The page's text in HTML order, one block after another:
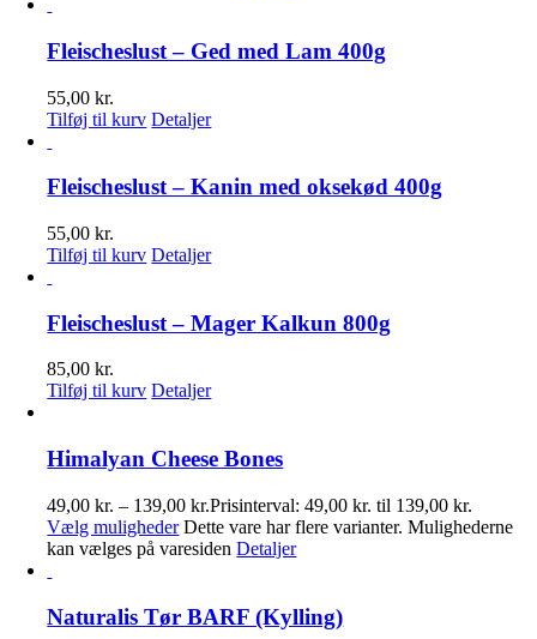
Fleischeslust – Ged med Lam 400g
55,00kr.
Tilføj til kurv Detaljer
Fleischeslust – Kanin med oksekød 400g
55,00kr.
Tilføj til kurv Detaljer
Fleischeslust – Mager Kalkun 800g
85,00kr.
Tilføj til kurv Detaljer
Himalyan Cheese Bones
49,00kr. – 139,00kr.Prisinterval: 49,00 kr. til 139,00 kr.
Vælg muligheder Dette vare har flere varianter. Mulighederne
kan vælges på varesidenDetaljer
Naturalis Tør BARF (Kylling)